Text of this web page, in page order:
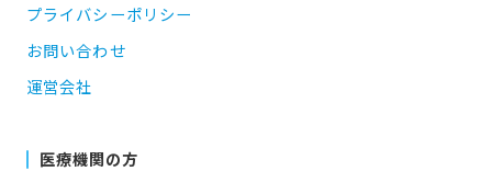
プライバシーポリシー
お問い合わせ
運営会社
医療機関の方